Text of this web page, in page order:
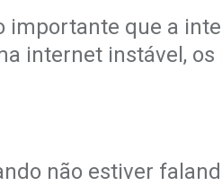
importante que a
internet instável,
não estiver